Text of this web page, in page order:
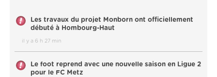
Les travaux du projet Monborn ont officiellement
débuté à Hombourg-Haut
il y a 6 h 27 min
Le foot reprend avec une nouvelle saison en Ligue 2
pour le FC Metz